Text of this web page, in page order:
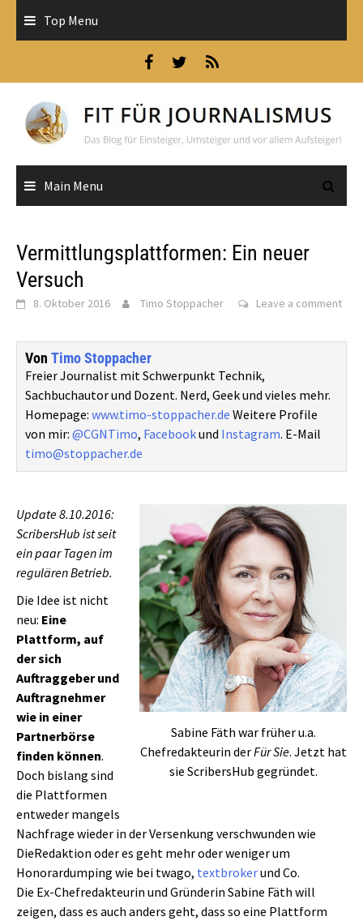
Top Menu
Main Menu
Vermittlungsplattformen: Ein neuer
Versuch
8. Oktober 2016 Timo Stoppacher Leave a comment
Von Timo Stoppacher
Freier Journalist mit Schwerpunkt Technik,
Sachbuchautor und Dozent. Nerd, Geek und vieles mehr.
Homepage: www.timo-stoppacher.de Weitere Profile
von mir: @CGNTimo, Facebookund Instagram. E-Mail
timo@stoppacher.de
Sabine Fäth war früher u.a.
Chefredakteurin derFür Sie. Jetzt hat
sie ScribersHub gegründet.
Update 8.10.2016:
ScribersHub ist seit
ein paar Tagen im
regulären Betrieb.
Die Idee ist nicht
neu: Eine
Plattform, auf
der sich
Auftraggeber und
Auftragnehmer
wie in einer
Partnerbörse
finden können.
Doch bislang sind
die Plattformen
entweder mangels
Nachfrage wieder in der Versenkung verschwunden wie
DieRedaktion oder es geht mehr oder weniger um
Honorardumping wie bei twago, textbrokerund Co.
Die Ex-Chefredakteurin und Gründerin Sabine Fäth will
zeigen, dass es auch anders geht, dass so eine Plattform